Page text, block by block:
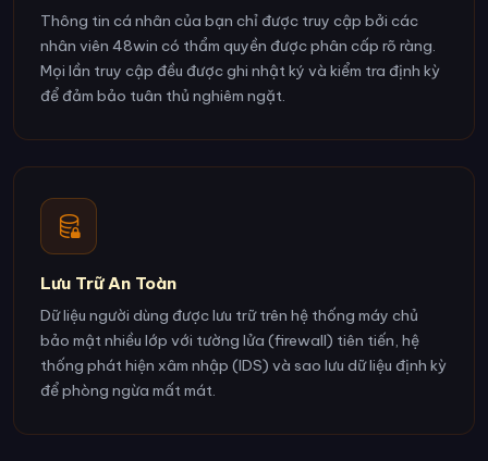
Thông tin cá nhân của bạn chỉ được truy cập bởi các
nhân viên 48win có thẩm quyền được phân cấp rõ ràng.
Mọi lần truy cập đều được ghi nhật ký và kiểm tra định kỳ
để đảm bảo tuân thủ nghiêm ngặt.
Lưu Trữ An Toàn
Dữ liệu người dùng được lưu trữ trên hệ thống máy chủ
bảo mật nhiều lớp với tường lửa (firewall) tiên tiến, hệ
thống phát hiện xâm nhập (IDS) và sao lưu dữ liệu định kỳ
để phòng ngừa mất mát.